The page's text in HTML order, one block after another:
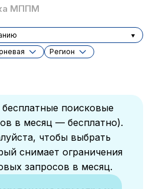
МППМ
Регион
поисковые
в месяц — бесплатно).
чтобы выбрать
снимает ограничения
запросов в месяц.